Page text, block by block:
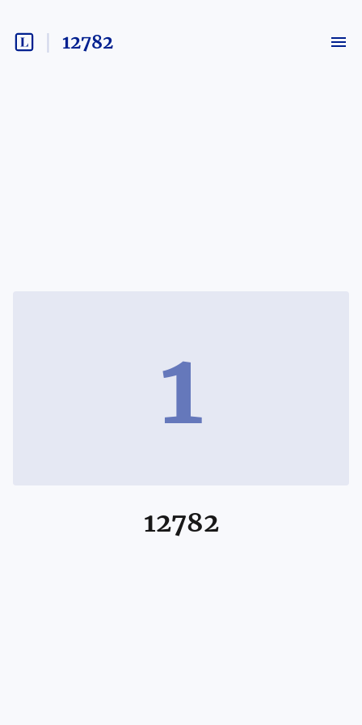
12782
1
12782